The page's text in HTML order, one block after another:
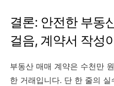
결론: 안전한 부동
걸음, 계약서 작성
부동산 매매 계약은 수천만
한 거래입니다. 단 한 줄의